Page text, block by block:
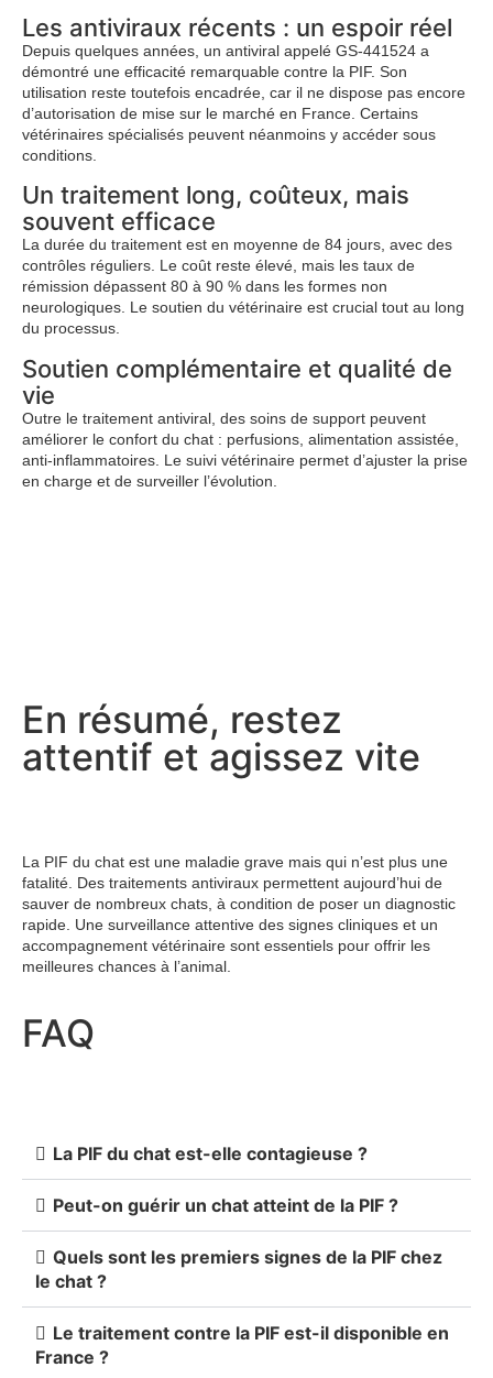
Les antiviraux récents : un espoir réel
Depuis quelques années, un antiviral appelé GS-441524 a
démontré une efficacité remarquable contre la PIF. Son
utilisation reste toutefois encadrée, car il ne dispose pas encore
d’autorisation de mise sur le marché en France. Certains
vétérinaires spécialisés peuvent néanmoins y accéder sous
conditions.
Un traitement long, coûteux, mais
souvent efficace
La durée du traitement est en moyenne de 84 jours, avec des
contrôles réguliers. Le coût reste élevé, mais les taux de
rémission dépassent 80 à 90 % dans les formes non
neurologiques. Le soutien du vétérinaire est crucial tout au long
du processus.
Soutien complémentaire et qualité de
vie
Outre le traitement antiviral, des soins de support peuvent
améliorer le confort du chat : perfusions, alimentation assistée,
anti-inflammatoires. Le suivi vétérinaire permet d’ajuster la prise
en charge et de surveiller l’évolution.
En résumé, restez
attentif et agissez vite
La PIF du chat est une maladie grave mais qui n’est plus une
fatalité. Des traitements antiviraux permettent aujourd’hui de
sauver de nombreux chats, à condition de poser un diagnostic
rapide. Une surveillance attentive des signes cliniques et un
accompagnement vétérinaire sont essentiels pour offrir les
meilleures chances à l’animal.
FAQ
La PIF du chat est-elle contagieuse ?
Peut-on guérir un chat atteint de la PIF ?
Quels sont les premiers signes de la PIF chez
le chat ?
Le traitement contre la PIF est-il disponible en
France ?